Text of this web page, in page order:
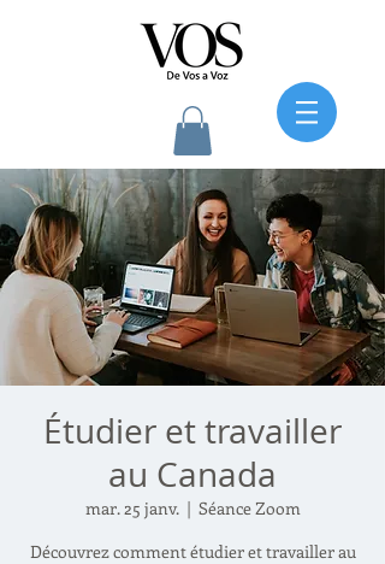
Étudier et travailler
au Canada
mar. 25 janv.
  |
Séance Zoom
Découvrez comment étudier et travailler au